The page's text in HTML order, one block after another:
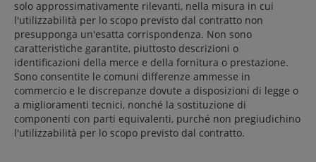
solo approssimativamente rilevanti, nella misura in cui
l'utilizzabilità per lo scopo previsto dal contratto non
presupponga un'esatta corrispondenza. Non sono
caratteristiche garantite, piuttosto descrizioni o
identificazioni della merce e della fornitura o prestazione.
Sono consentite le comuni differenze ammesse in
commercio e le discrepanze dovute a disposizioni di legge o
a miglioramenti tecnici, nonché la sostituzione di
componenti con parti equivalenti, purché non pregiudichino
l'utilizzabilità per lo scopo previsto dal contratto.